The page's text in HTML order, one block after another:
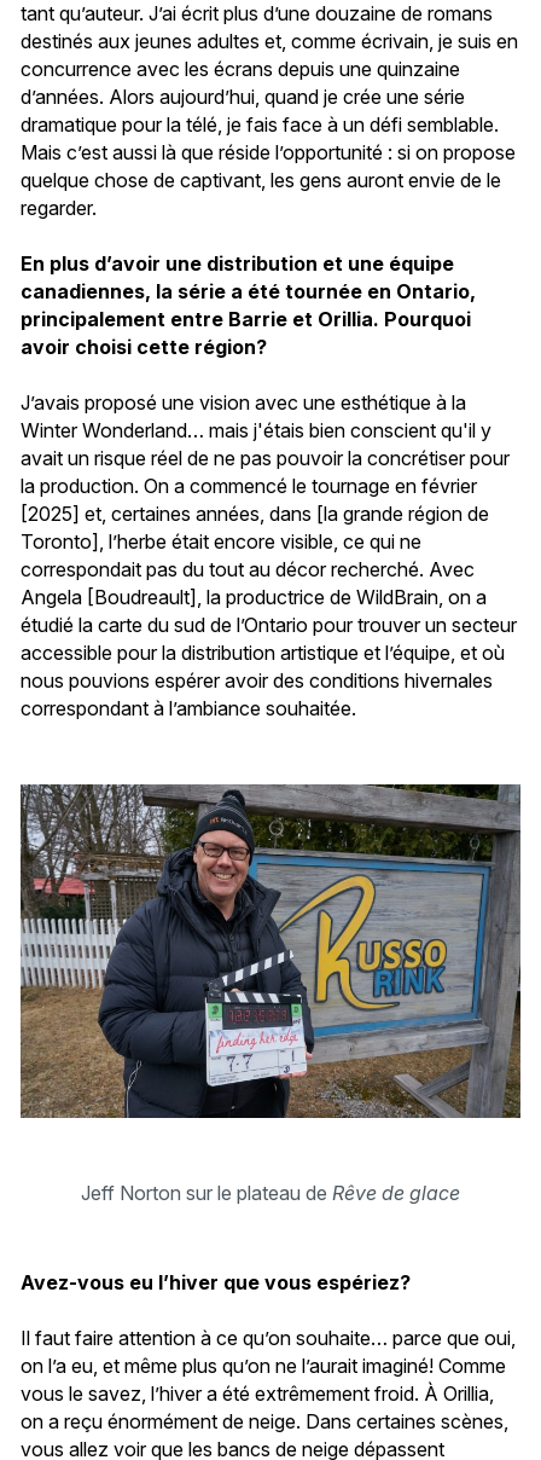
tant qu’auteur. J’ai écrit plus d’une douzaine de romans
destinés aux jeunes adultes et, comme écrivain, je suis en
concurrence avec les écrans depuis une quinzaine
d’années. Alors aujourd’hui, quand je crée une série
dramatique pour la télé, je fais face à un défi semblable.
Mais c’est aussi là que réside l’opportunité : si on propose
quelque chose de captivant, les gens auront envie de le
regarder.
En plus d’avoir une distribution et une équipe
canadiennes, la série a été tournée en Ontario,
principalement entre Barrie et Orillia. Pourquoi
avoir choisi cette région?
J’avais proposé une vision avec une esthétique à la
Winter Wonderland… mais j'étais bien conscient qu'il y
avait un risque réel de ne pas pouvoir la concrétiser pour
la production. On a commencé le tournage en février
[2025] et, certaines années, dans [la grande région de
Toronto], l’herbe était encore visible, ce qui ne
correspondait pas du tout au décor recherché. Avec
Angela [Boudreault], la productrice de WildBrain, on a
étudié la carte du sud de l’Ontario pour trouver un secteur
accessible pour la distribution artistique et l’équipe, et où
nous pouvions espérer avoir des conditions hivernales
correspondant à l’ambiance souhaitée.
Jeff Norton sur le plateau de Rêve de glace
Avez-vous eu l’hiver que vous espériez?
Il faut faire attention à ce qu’on souhaite… parce que oui,
on l’a eu, et même plus qu’on ne l’aurait imaginé! Comme
vous le savez, l’hiver a été extrêmement froid. À Orillia,
on a reçu énormément de neige. Dans certaines scènes,
vous allez voir que les bancs de neige dépassent